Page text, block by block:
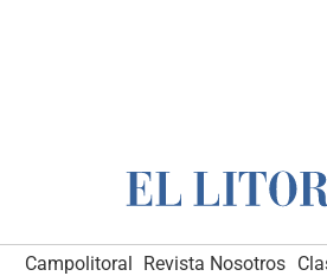
Campolitoral Revista Nosotros